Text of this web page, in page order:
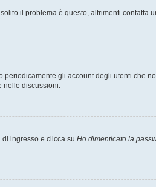
il problema è questo, altrimenti contatta
gli account degli utenti che
nelle discussioni.
ingresso e clicca su Ho dimenticato la